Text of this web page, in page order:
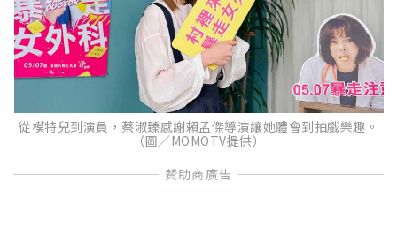
從模特兒到演員，蔡淑臻感謝賴孟傑導演讓她體會到拍戲樂趣。
（圖／MOMOTV提供）